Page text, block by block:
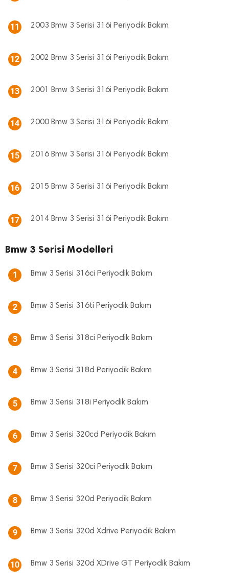
11 2003 Bmw 3 Serisi 316i Periyodik Bakım
12 2002 Bmw 3 Serisi 316i Periyodik Bakım
13 2001 Bmw 3 Serisi 316i Periyodik Bakım
14 2000 Bmw 3 Serisi 316i Periyodik Bakım
15 2016 Bmw 3 Serisi 316i Periyodik Bakım
16 2015 Bmw 3 Serisi 316i Periyodik Bakım
17 2014 Bmw 3 Serisi 316i Periyodik Bakım
Bmw 3 Serisi Modelleri
1 Bmw 3 Serisi 316ci Periyodik Bakım
2 Bmw 3 Serisi 316ti Periyodik Bakım
3 Bmw 3 Serisi 318ci Periyodik Bakım
4 Bmw 3 Serisi 318d Periyodik Bakım
5 Bmw 3 Serisi 318i Periyodik Bakım
6 Bmw 3 Serisi 320cd Periyodik Bakım
7 Bmw 3 Serisi 320ci Periyodik Bakım
8 Bmw 3 Serisi 320d Periyodik Bakım
9 Bmw 3 Serisi 320d Xdrive Periyodik Bakım
10 Bmw 3 Serisi 320d XDrive GT Periyodik Bakım